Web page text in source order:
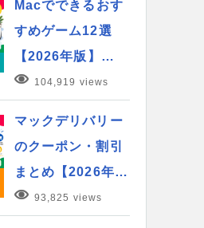
Macでできるおす
すめゲーム12選
【2026年版】…
104,919 views
マックデリバリー
のクーポン・割引
まとめ【2026年…
93,825 views